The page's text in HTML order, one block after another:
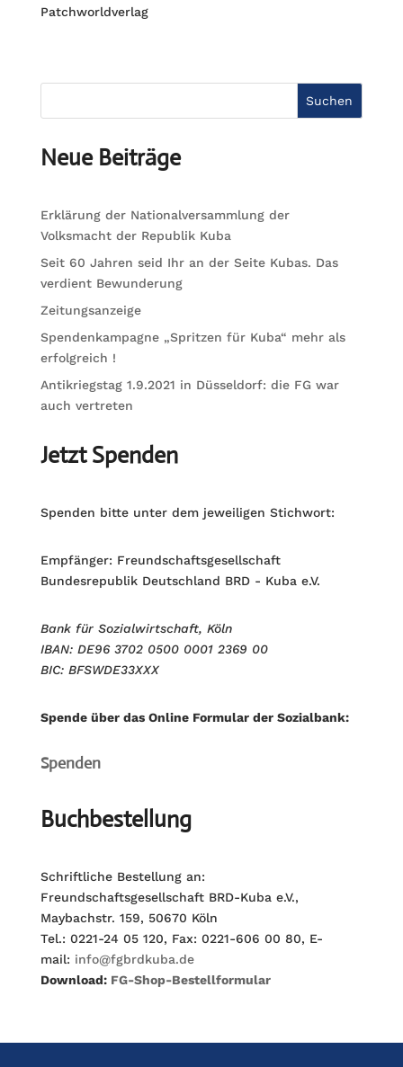
Patchworldverlag
Suchen
Neue Beiträge
Erklärung der Nationalversammlung der
Volksmacht der Republik Kuba
Seit 60 Jahren seid Ihr an der Seite Kubas. Das
verdient Bewunderung
Zeitungsanzeige
Spendenkampagne „Spritzen für Kuba“ mehr als
erfolgreich !
Antikriegstag 1.9.2021 in Düsseldorf: die FG war
auch vertreten
Jetzt Spenden
Spenden bitte unter dem jeweiligen Stichwort:
Empfänger: Freundschaftsgesellschaft
Bundesrepublik Deutschland BRD - Kuba e.V.
Bank für Sozialwirtschaft, Köln
IBAN: DE96 3702 0500 0001 2369 00
BIC: BFSWDE33XXX
Spende über das Online Formular der Sozialbank:
Spenden
Buchbestellung
Schriftliche Bestellung an:
Freundschaftsgesellschaft BRD-Kuba e.V.,
Maybachstr. 159, 50670 Köln
Tel.: 0221-24 05 120, Fax: 0221-606 00 80, E-
mail: info@fgbrdkuba.de
Download: FG-Shop-Bestellformular